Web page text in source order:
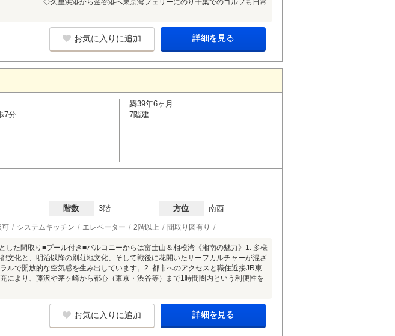
里浜港から金谷港へ東京湾フェリーにのり千葉でのゴルフも日常
お気に入りに追加 詳細を見る
7分
築39年6ヶ月
7階建
階数 3階 方位 南西
可 システムキッチン エレベーター 2階以上 間取り図有り
した間取り■プール付き■バルコニーからは富士山＆相模湾《湘南の魅力》1. 多様
文化と、明治以降の別荘地文化、そして戦後に花開いたサーフカルチャーが混ざ
ルで開放的な空気感を生み出しています。2. 都市へのアクセスと職住近接JR東
により、藤沢や茅ヶ崎から都心（東京・渋谷等）まで1時間圏内という利便性を
お気に入りに追加 詳細を見る